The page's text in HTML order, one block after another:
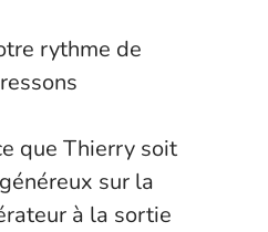
rythme de
que Thierry soit
sur la
à la sortie